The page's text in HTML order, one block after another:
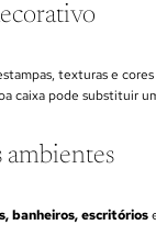
texturas e
caixa pode substituir
ambientes
banheiros, escritórios